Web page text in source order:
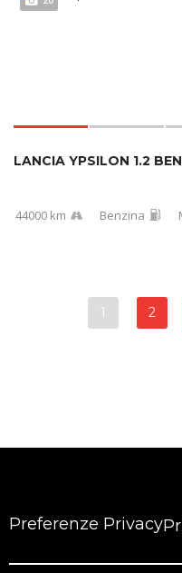
44000 km Benzina
1 2
Preferenze Privacy